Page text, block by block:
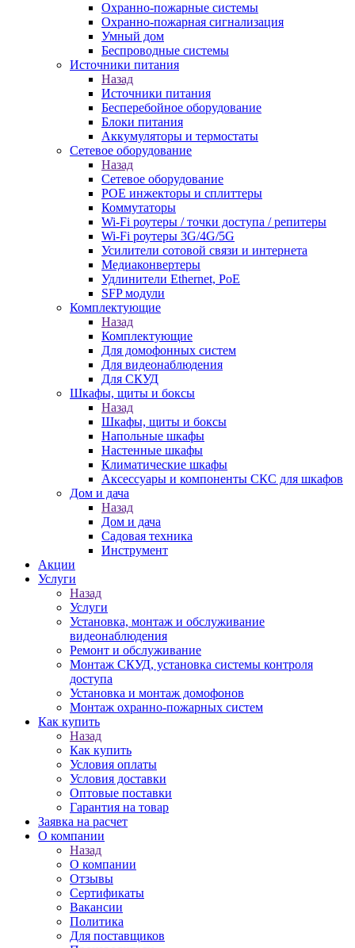
Охранно-пожарные системы
Охранно-пожарная сигнализация
Умный дом
Беспроводные системы
Источники питания
Назад
Источники питания
Бесперебойное оборудование
Блоки питания
Аккумуляторы и термостаты
Сетевое оборудование
Назад
Сетевое оборудование
POE инжекторы и сплиттеры
Коммутаторы
Wi-Fi роутеры / точки доступа / репитеры
Wi-Fi роутеры 3G/4G/5G
Усилители сотовой связи и интернета
Медиаконвертеры
Удлинители Ethernet, PoE
SFP модули
Комплектующие
Назад
Комплектующие
Для домофонных систем
Для видеонаблюдения
Для СКУД
Шкафы, щиты и боксы
Назад
Шкафы, щиты и боксы
Напольные шкафы
Настенные шкафы
Климатические шкафы
Аксессуары и компоненты СКС для шкафов
Дом и дача
Назад
Дом и дача
Садовая техника
Инструмент
Акции
Услуги
Назад
Услуги
Установка, монтаж и обслуживание
видеонаблюдения
Ремонт и обслуживание
Монтаж СКУД, установка системы контроля
доступа
Установка и монтаж домофонов
Монтаж охранно-пожарных систем
Как купить
Назад
Как купить
Условия оплаты
Условия доставки
Оптовые поставки
Гарантия на товар
Заявка на расчет
О компании
Назад
О компании
Отзывы
Сертификаты
Вакансии
Политика
Для поставщиков